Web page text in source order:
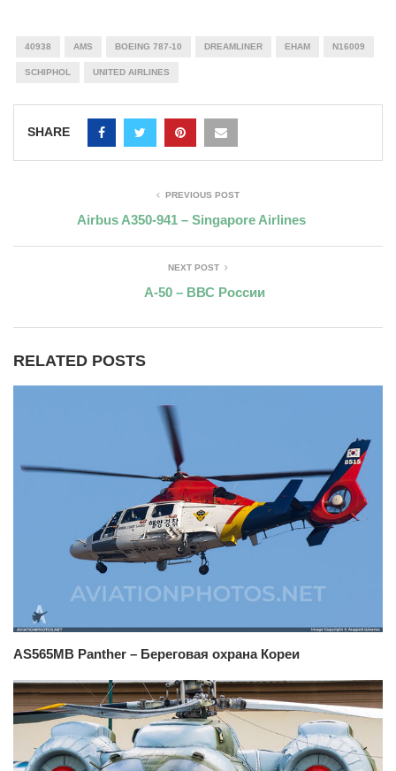
40938 AMS BOEING 787-10 DREAMLINER EHAM N16009
SCHIPHOL UNITED AIRLINES
SHARE
PREVIOUS POST
Airbus A350-941 – Singapore Airlines
NEXT POST
А-50 – ВВС России
RELATED POSTS
AS565MB Panther – Береговая охрана Кореи